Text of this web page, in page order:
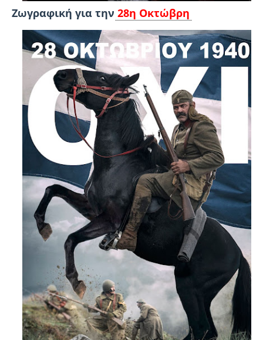
Ζωγραφική για την 28η Οκτώβρη